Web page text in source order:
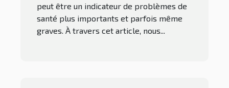
peut être un indicateur de problèmes de
santé plus importants et parfois même
graves. À travers cet article, nous...